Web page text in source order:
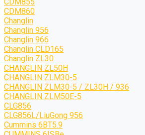
CDM860
Changlin
Changlin 956
Changlin 966
Changlin CLD165
Changlin ZL30
CHANGLIN ZL50H
CHANGLIN ZLM30-5
CHANGLIN ZLM30-5 / ZL30H / 936
CHANGLIN ZLM50E-5
CLG856
CLG856L/LiuGong 956
Cummins 6BT5.9